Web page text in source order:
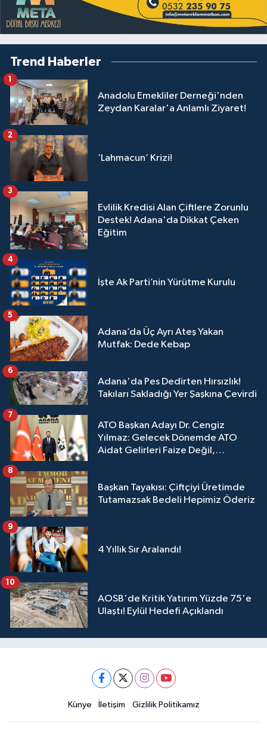
Trend Haberler
Anadolu Emekliler Derneği'nden
Zeydan Karalar'a Anlamlı Ziyaret!
1
‘Lahmacun’ Krizi!
2
Evlilik Kredisi Alan Çiftlere Zorunlu
Destek! Adana'da Dikkat Çeken
Eğitim
3
İşte Ak Parti’nin Yürütme Kurulu
4
Adana’da Üç Ayrı Ateş Yakan
Mutfak: Dede Kebap
5
Adana'da Pes Dedirten Hırsızlık!
Takıları Sakladığı Yer Şaşkına Çevirdi
6
ATO Başkan Adayı Dr. Cengiz
Yılmaz: Gelecek Dönemde ATO
Aidat Gelirleri Faize Değil,
7
Başkan Tayakısı: Çiftçiyi Üretimde
Tutamazsak Bedeli Hepimiz Öderiz
8
4 Yıllık Sır Aralandı!
9
AOSB'de Kritik Yatırım Yüzde 75'e
Ulaştı! Eylül Hedefi Açıklandı
10
Künye İletişim Gizlilik Politikamız